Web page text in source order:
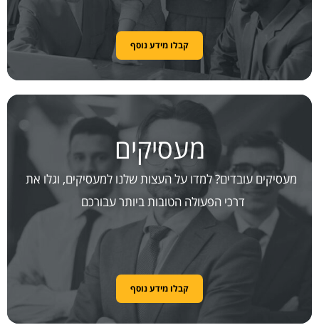
קבלו מידע נוסף
מעסיקים עובדים? למדו על העצות שלנו למעסיקים, וגלו את
דרכי הפעולה הטובות ביותר עבורכם
מעסיקים
קבלו מידע נוסף